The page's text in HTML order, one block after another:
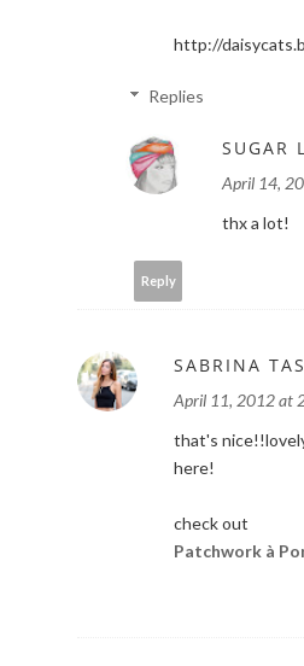
http://
Replies
SUGAR
April 14,
thx a lot!
Reply
SABRINA
April 11, 2012 at
that's
here!
check out
Patchwork à